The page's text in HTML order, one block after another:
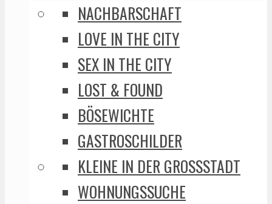
NACHBARSCHAFT
LOVE IN THE CITY
SEX IN THE CITY
LOST & FOUND
BÖSEWICHTE
GASTROSCHILDER
KLEINE IN DER GROSSSTADT
WOHNUNGSSUCHE